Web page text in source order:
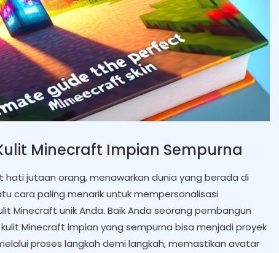
Minecraft Impian Sempurna
jutaan orang, menawarkan dunia yang berada di
cara paling menarik untuk mempersonalisasi
Minecraft unik Anda. Baik Anda seorang pembangun
Minecraft impian yang sempurna bisa menjadi proyek
proses langkah demi langkah, memastikan avatar